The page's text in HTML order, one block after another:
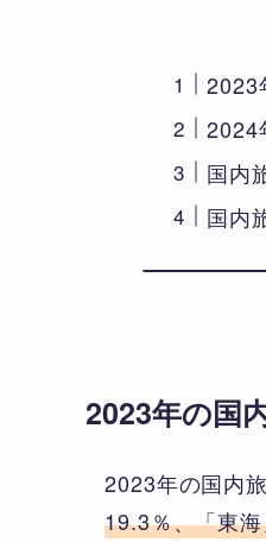
2023
2024
国内
国内
2023年の国
2023年の国内
19.3％、「東